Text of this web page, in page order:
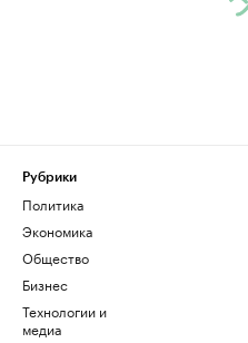
Рубрики
Политика
Экономика
Общество
Бизнес
Технологии и
медиа